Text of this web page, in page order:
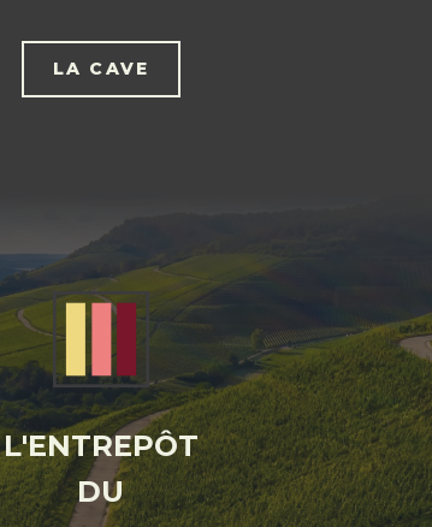
LA CAVE
L'ENTREPÔT
DU